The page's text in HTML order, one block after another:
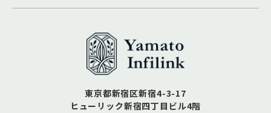
東京都新宿区新宿4-3-17
ヒューリック新宿四丁目ビル4階